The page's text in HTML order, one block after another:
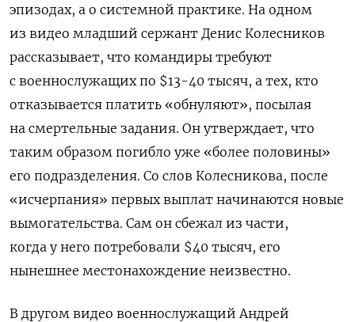
эпизодах, а о системной практике. На одном
из видео младший сержант Денис Колесников
рассказывает, что командиры требуют
с военнослужащих по $13-40 тысяч, а тех, кто
отказывается платить «обнуляют», посылая
на смертельные задания. Он утверждает, что
таким образом погибло уже «более половины»
его подразделения. Со слов Колесникова, после
«исчерпания» первых выплат начинаются новые
вымогательства. Сам он сбежал из части,
когда у него потребовали $40 тысяч, его
нынешнее местонахождение неизвестно.
В другом видео военнослужащий Андрей